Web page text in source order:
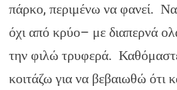
πάρκο, περιμένω να φανεί.
όχι από κρύο– με διαπερνά
την φιλώ τρυφερά.
κοιτάζω για να βεβαιωθώ ότι